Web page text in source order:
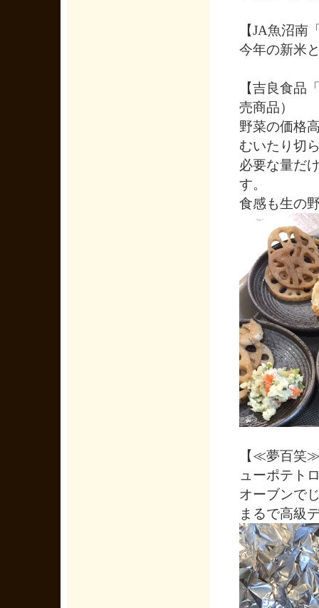
【JA魚沼南
今年の新米
【吉良食品
売商品）
野菜の価格
むいたり切
必要な量だ
す。
食感も生の
【≪夢百笑
ューポテト
オーブンで
まるで高級